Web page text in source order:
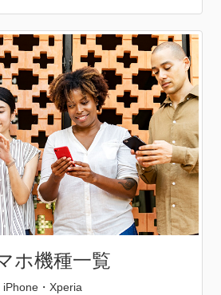
ホ機種一覧
iPhone・Xperia